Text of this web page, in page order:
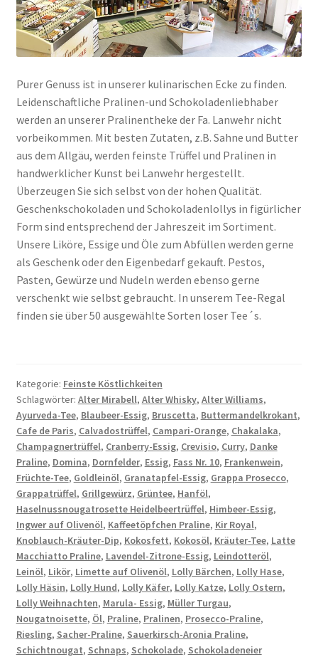
Purer Genuss ist in unserer kulinarischen Ecke zu finden.
Leidenschaftliche Pralinen-und Schokoladenliebhaber
werden an unserer Pralinentheke der Fa. Lanwehr nicht
vorbeikommen. Mit besten Zutaten, z.B. Sahne und Butter
aus dem Allgäu, werden feinste Trüffel und Pralinen in
handwerklicher Kunst bei Lanwehr hergestellt.
Überzeugen Sie sich selbst von der hohen Qualität.
Geschenkschokoladen und Schokoladenlollys in figürlicher
Form sind entsprechend der Jahreszeit im Sortiment.
Unsere Liköre, Essige und Öle zum Abfüllen werden gerne
als Geschenk oder den Eigenbedarf gekauft. Pestos,
Pasten, Gewürze und Nudeln werden ebenso gerne
verschenkt wie selbst gebraucht. In unserem Tee-Regal
finden sie über 50 ausgewählte Sorten loser Tee´s.
Kategorie: Feinste Köstlichkeiten
Schlagwörter: Alter Mirabell, Alter Whisky, Alter Williams,
Ayurveda-Tee, Blaubeer-Essig, Bruscetta, Buttermandelkrokant,
Cafe de Paris, Calvadostrüffel, Campari-Orange, Chakalaka,
Champagnertrüffel, Cranberry-Essig, Crevisio, Curry, Danke
Praline, Domina, Dornfelder, Essig, Fass Nr. 10, Frankenwein,
Früchte-Tee, Goldleinöl, Granatapfel-Essig, Grappa Prosecco,
Grappatrüffel, Grillgewürz, Grüntee, Hanföl,
Haselnussnougatrosette Heidelbeertrüffel, Himbeer-Essig,
Ingwer auf Olivenöl, Kaffeetöpfchen Praline, Kir Royal,
Knoblauch-Kräuter-Dip, Kokosfett, Kokosöl, Kräuter-Tee, Latte
Macchiatto Praline, Lavendel-Zitrone-Essig, Leindotteröl,
Leinöl, Likör, Limette auf Olivenöl, Lolly Bärchen, Lolly Hase,
Lolly Häsin, Lolly Hund, Lolly Käfer, Lolly Katze, Lolly Ostern,
Lolly Weihnachten, Marula- Essig, Müller Turgau,
Nougatnoisette, Öl, Praline, Pralinen, Prosecco-Praline,
Riesling, Sacher-Praline, Sauerkirsch-Aronia Praline,
Schichtnougat, Schnaps, Schokolade, Schokoladeneier